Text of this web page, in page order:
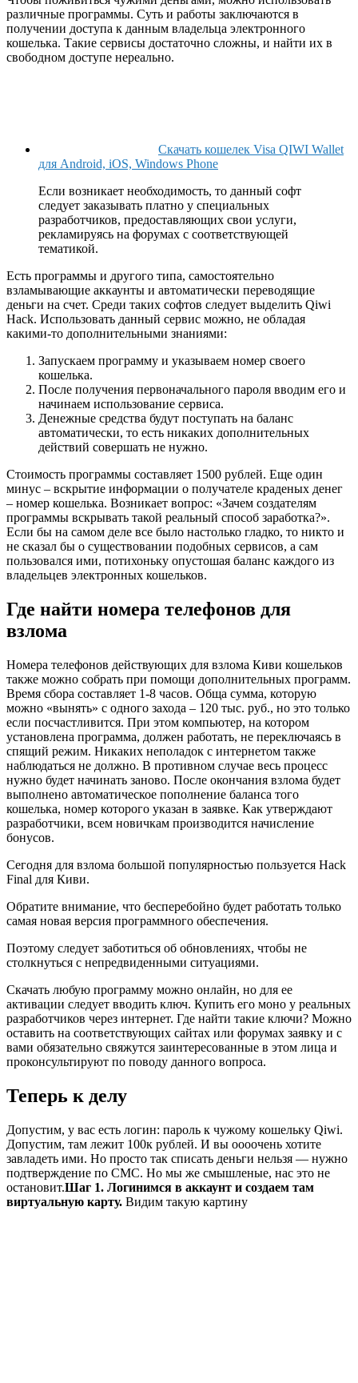
различные программы. Суть и работы заключаются в
получении доступа к данным владельца электронного
кошелька. Такие сервисы достаточно сложны, и найти их в
свободном доступе нереально.
Скачать кошелек Visa QIWI Wallet
для Android, iOS, Windows Phone
Если возникает необходимость, то данный софт
следует заказывать платно у специальных
разработчиков, предоставляющих свои услуги,
рекламируясь на форумах с соответствующей
тематикой.
Есть программы и другого типа, самостоятельно
взламывающие аккаунты и автоматически переводящие
деньги на счет. Среди таких софтов следует выделить Qiwi
Hack. Использовать данный сервис можно, не обладая
какими-то дополнительными знаниями:
Запускаем программу и указываем номер своего
кошелька.
После получения первоначального пароля вводим его и
начинаем использование сервиса.
Денежные средства будут поступать на баланс
автоматически, то есть никаких дополнительных
действий совершать не нужно.
Стоимость программы составляет 1500 рублей. Еще один
минус – вскрытие информации о получателе краденых денег
– номер кошелька. Возникает вопрос: «Зачем создателям
программы вскрывать такой реальный способ заработка?».
Если бы на самом деле все было настолько гладко, то никто и
не сказал бы о существовании подобных сервисов, а сам
пользовался ими, потихоньку опустошая баланс каждого из
владельцев электронных кошельков.
Где найти номера телефонов для
взлома
Номера телефонов действующих для взлома Киви кошельков
также можно собрать при помощи дополнительных программ.
Время сбора составляет 1-8 часов. Обща сумма, которую
можно «вынять» с одного захода – 120 тыс. руб., но это только
если посчастливится. При этом компьютер, на котором
установлена программа, должен работать, не переключаясь в
спящий режим. Никаких неполадок с интернетом также
наблюдаться не должно. В противном случае весь процесс
нужно будет начинать заново. После окончания взлома будет
выполнено автоматическое пополнение баланса того
кошелька, номер которого указан в заявке. Как утверждают
разработчики, всем новичкам производится начисление
бонусов.
Сегодня для взлома большой популярностью пользуется Hack
Final для Киви.
Обратите внимание, что бесперебойно будет работать только
самая новая версия программного обеспечения.
Поэтому следует заботиться об обновлениях, чтобы не
столкнуться с непредвиденными ситуациями.
Скачать любую программу можно онлайн, но для ее
активации следует вводить ключ. Купить его моно у реальных
разработчиков через интернет. Где найти такие ключи? Можно
оставить на соответствующих сайтах или форумах заявку и с
вами обязательно свяжутся заинтересованные в этом лица и
проконсультируют по поводу данного вопроса.
Теперь к делу
Допустим, у вас есть логин: пароль к чужому кошельку Qiwi.
Допустим, там лежит 100к рублей. И вы оооочень хотите
завладеть ими. Но просто так списать деньги нельзя — нужно
подтверждение по СМС. Но мы же смышленые, нас это не
остановит.Шаг 1. Логинимся в аккаунт и создаем там
виртуальную карту. Видим такую картину